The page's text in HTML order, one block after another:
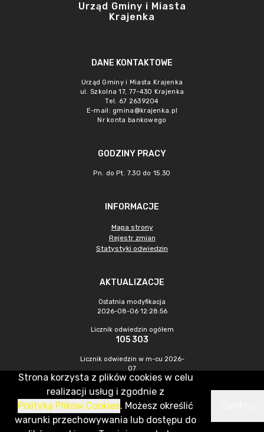
Urząd Gminy i Miasta
Krajenka
DANE KONTAKTOWE
Urząd Gminy i Miasta Krajenka
ul. Szkolna 17, 77-430 Krajenka
Tel. 67 2639204
E-mail: gmina@krajenka.pl
Nr konta bankowego
GODZINY PRACY
Pn. do Pt. 7.30 do 15.30
INFORMACJE
Mapa strony
Rejestr zmian
Statystyki odwiedzin
AKTUALIZACJE
Ostatnia modyfikacja
2026-08-06 12:28:56
Licznik odwiedzin ogółem
105 303
Licznik odwiedzin w m-cu 2026-
07
679
CMS & Hosting: Nefeni Sp. z o.o.
Strona korzysta z plików cookies w celu
realizacji usług i zgodnie z
Polityką Plików Cookies. Możesz określić
warunki przechowywania lub dostępu do